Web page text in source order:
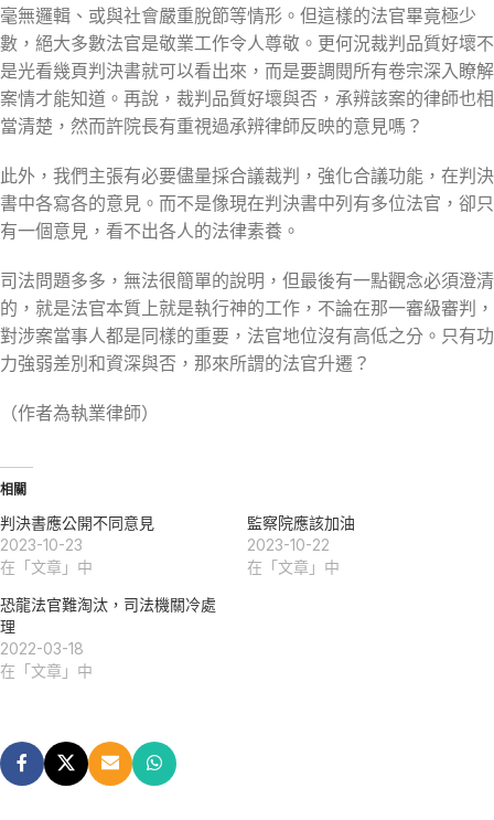
毫無邏輯、或與社會嚴重脫節等情形。但這樣的法官畢竟極少
數，絕大多數法官是敬業工作令人尊敬。更何況裁判品質好壞不
是光看幾頁判決書就可以看出來，而是要調閱所有卷宗深入瞭解
案情才能知道。再說，裁判品質好壞與否，承辨該案的律師也相
當清楚，然而許院長有重視過承辨律師反映的意見嗎？
此外，我們主張有必要儘量採合議裁判，強化合議功能，在判決
書中各寫各的意見。而不是像現在判決書中列有多位法官，卻只
有一個意見，看不出各人的法律素養。
司法問題多多，無法很簡單的說明，但最後有一點觀念必須澄清
的，就是法官本質上就是執行神的工作，不論在那一審級審判，
對涉案當事人都是同樣的重要，法官地位沒有高低之分。只有功
力強弱差別和資深與否，那來所謂的法官升遷？
（作者為執業律師）
相關
判決書應公開不同意見
2023-10-23
在「文章」中
監察院應該加油
2023-10-22
在「文章」中
恐龍法官難淘汰，司法機關冷處
理
2022-03-18
在「文章」中